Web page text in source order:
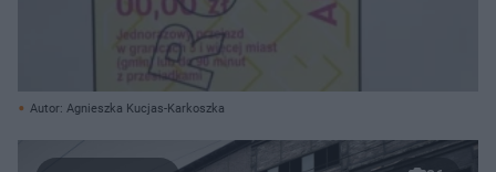
Autor: Agnieszka Kucjas-Karkoszka